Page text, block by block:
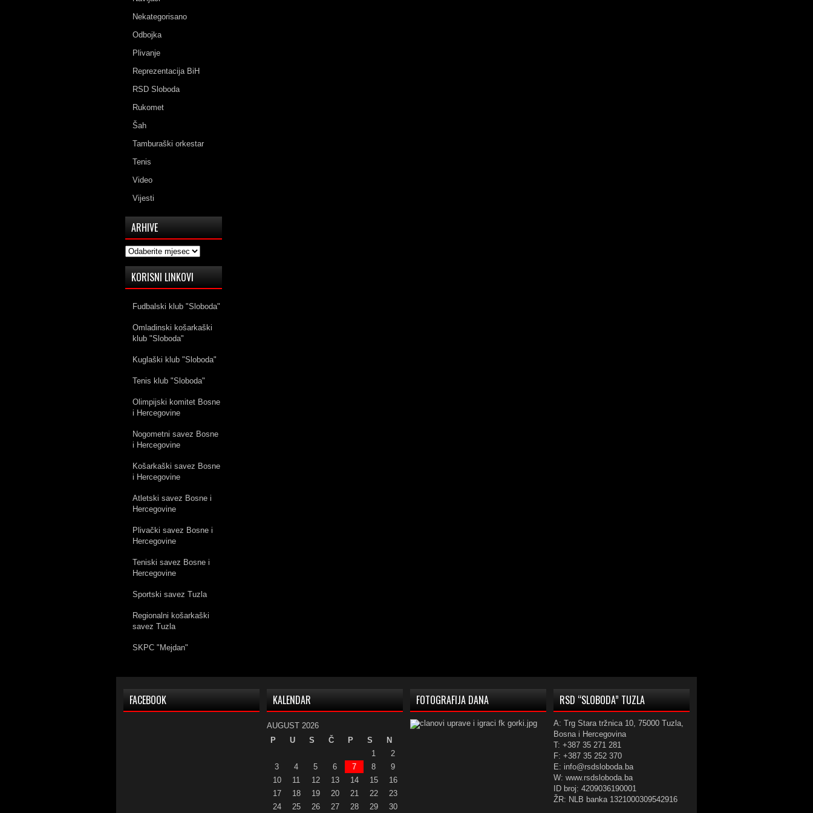
Nekategorisano
Odbojka
Plivanje
Reprezentacija BiH
RSD Sloboda
Rukomet
Šah
Tamburaški orkestar
Tenis
Video
Vijesti
ARHIVE
Arhive
KORISNI LINKOVI
Fudbalski klub "Sloboda"
Omladinski košarkaški
klub "Sloboda"
Kuglaški klub "Sloboda"
Tenis klub "Sloboda"
Olimpijski komitet Bosne
i Hercegovine
Nogometni savez Bosne
i Hercegovine
Košarkaški savez Bosne
i Hercegovine
Atletski savez Bosne i
Hercegovine
Plivački savez Bosne i
Hercegovine
Teniski savez Bosne i
Hercegovine
Sportski savez Tuzla
Regionalni košarkaški
savez Tuzla
SKPC "Mejdan"
FACEBOOK KALENDAR
AUGUST 2026
P
U S Č P S
N
1
2
3
4 5 6 7 8
9
10
11 12 13 14 15
16
17
18 19 20 21 22
23
24
25 26 27 28 29 30
FOTOGRAFIJA DANA RSD “SLOBODA” TUZLA
A: Trg Stara tržnica 10, 75000 Tuzla,
Bosna i Hercegovina
T: +387 35 271 281
F: +387 35 252 370
E: info@rsdsloboda.ba
W: www.rsdsloboda.ba
ID broj: 4209036190001
ŽR: NLB banka 1321000309542916